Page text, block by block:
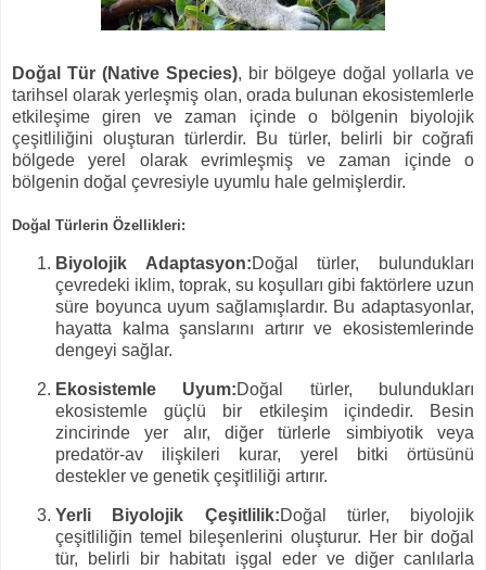
Doğal Tür (Native Species), bir bölgeye doğal yollarla ve
tarihsel olarak yerleşmiş olan, orada bulunan ekosistemlerle
etkileşime giren ve zaman içinde o bölgenin biyolojik
çeşitliliğini oluşturan türlerdir. Bu türler, belirli bir coğrafi
bölgede yerel olarak evrimleşmiş ve zaman içinde o
bölgenin doğal çevresiyle uyumlu hale gelmişlerdir.
Doğal Türlerin Özellikleri:
Biyolojik Adaptasyon:Doğal türler, bulundukları
çevredeki iklim, toprak, su koşulları gibi faktörlere uzun
süre boyunca uyum sağlamışlardır. Bu adaptasyonlar,
hayatta kalma şanslarını artırır ve ekosistemlerinde
dengeyi sağlar.
Ekosistemle Uyum:Doğal türler, bulundukları
ekosistemle güçlü bir etkileşim içindedir. Besin
zincirinde yer alır, diğer türlerle simbiyotik veya
predatör-av ilişkileri kurar, yerel bitki örtüsünü
destekler ve genetik çeşitliliği artırır.
Yerli Biyolojik Çeşitlilik:Doğal türler, biyolojik
çeşitliliğin temel bileşenlerini oluşturur. Her bir doğal
tür, belirli bir habitatı işgal eder ve diğer canlılarla